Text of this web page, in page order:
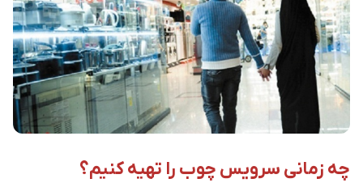
چه زمانی سرویس چوب را تهیه کنیم؟